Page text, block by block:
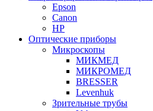
Epson
Canon
HP
Оптические приборы
Микроскопы
МИКМЕД
МИКРОМЕД
BRESSER
Levenhuk
Зрительные трубы